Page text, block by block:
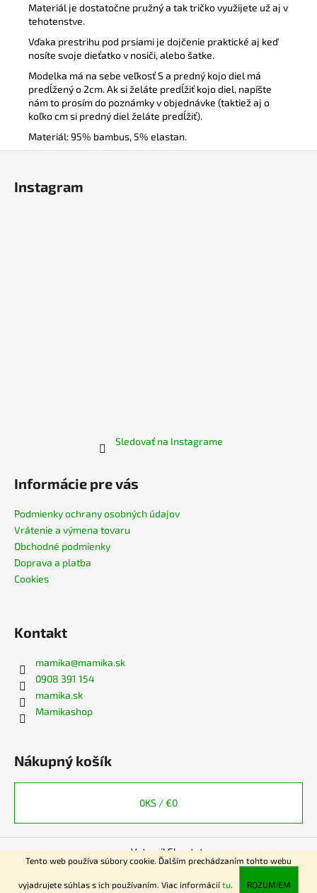
Tento web používa súbory cookie. Ďalším prechádzaním tohto webu
vyjadrujete súhlas s ich používaním. Viac informáciítu. ROZUMIEM
Materiál je dostatočne pružný a tak tričko využijete už aj v
tehotenstve.
Vďaka prestrihu pod prsiami je dojčenie praktické aj keď
nosíte svoje dieťatko v nosiči, alebo šatke.
Modelka má na sebe veľkosť S a predný kojo diel má
predĺžený o 2cm. Ak si želáte predĺžiť kojo diel, napíšte
nám to prosím do poznámky v objednávke (taktiež aj o
koľko cm si predný diel želáte predĺžiť).
Materiál: 95% bambus, 5% elastan.
Instagram
Sledovať na Instagrame
Informácie pre vás
Podmienky ochrany osobných údajov
Vrátenie a výmena tovaru
Obchodné podmienky
Doprava a platba
Cookies
Kontakt
mamika@mamika.sk
0908 391 154
mamika.sk
Mamikashop
Nákupný košík
0KS /€0
Vytvoril Shoptet